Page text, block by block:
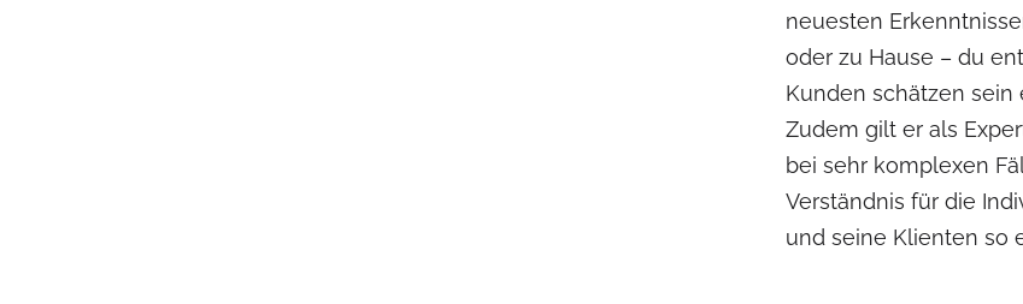
neuesten
oder zu Hause – du
Kunden schätzen
Zudem gilt er als
bei sehr komplexen
Verständnis für die
und seine Klienten so